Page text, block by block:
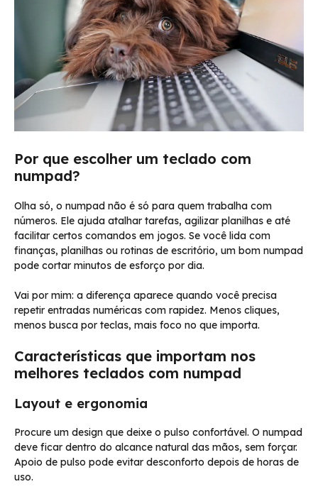
Por que escolher um teclado com
numpad?
Olha só, o numpad não é só para quem trabalha com
números. Ele ajuda atalhar tarefas, agilizar planilhas e até
facilitar certos comandos em jogos. Se você lida com
finanças, planilhas ou rotinas de escritório, um bom numpad
pode cortar minutos de esforço por dia.
Vai por mim: a diferença aparece quando você precisa
repetir entradas numéricas com rapidez. Menos cliques,
menos busca por teclas, mais foco no que importa.
Características que importam nos
melhores teclados com numpad
Layout e ergonomia
Procure um design que deixe o pulso confortável. O numpad
deve ficar dentro do alcance natural das mãos, sem forçar.
Apoio de pulso pode evitar desconforto depois de horas de
uso.